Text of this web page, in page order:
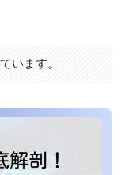
います。